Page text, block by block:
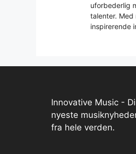
uforbederlig
talenter.
inspirerende
Innovative Music -
nyeste
fra hele verden.